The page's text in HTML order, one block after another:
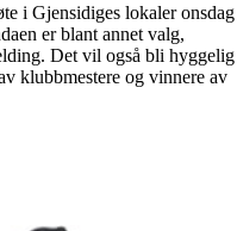
i Gjensidiges lokaler onsdag
er blant annet valg,
Det vil også bli hyggelig
klubbmestere og vinnere av